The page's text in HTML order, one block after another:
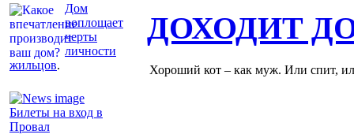
Дом
воплощает
черты
личности
жильцов.
Билеты на вход в
Провал
ДОХОДИТ
Хороший кот – как муж. Или спит,